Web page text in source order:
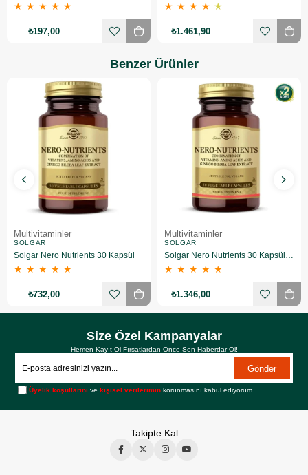
★ ★ ★ ★ ★
₺197,00
★ ★ ★ ★ ★
₺1.461,90
Benzer Ürünler
Multivitaminler
SOLGAR
Solgar Nero Nutrients 30 Kapsül
★ ★ ★ ★ ★
₺732,00
Multivitaminler
SOLGAR
Solgar Nero Nutrients 30 Kapsül 2 Adet
★ ★ ★ ★ ★
₺1.346,00
Size Özel Kampanyalar
Hemen Kayıt Ol Fırsatlardan Önce Sen Haberdar Ol!
Gönder
Üyelik koşullarını vekişisel verilerimin korunmasını kabul ediyorum.
Takipte Kal